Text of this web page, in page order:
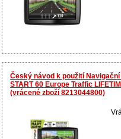
Český návod k použití
START 60 Europe Traffic
(vrácené zboží 8213044800)